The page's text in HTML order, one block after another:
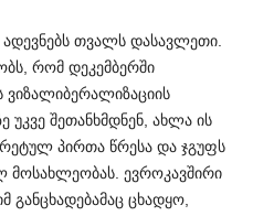
ადევნებს თვალს დასავლეთი.
რომ დეკემბერში
უკვე შეთანხმდნენ, ახლა ის
პირთა წრესა და ჯგუფს
მოსახლეობას. ევროკავშირი
განცხადებამაც ცხადყო,